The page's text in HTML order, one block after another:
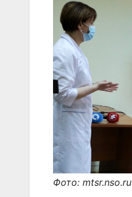
Фото: mtsr.nso.ru